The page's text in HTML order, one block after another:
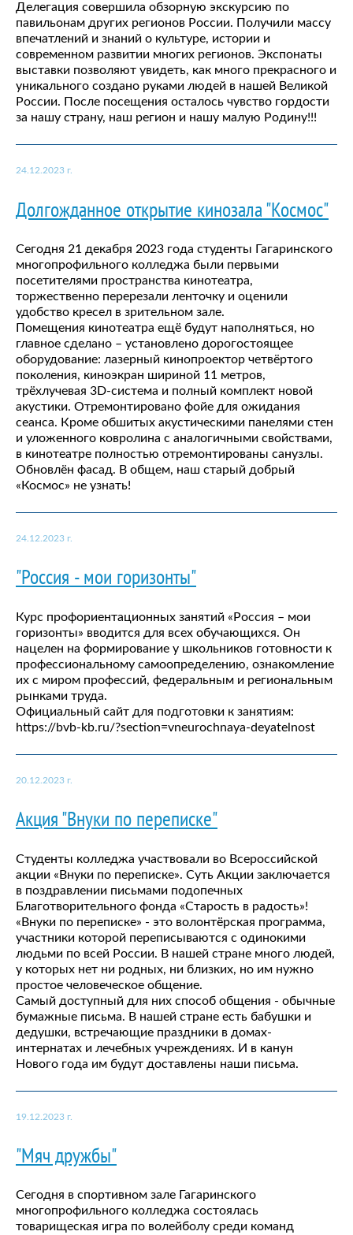
Делегация совершила обзорную экскурсию по
павильонам других регионов России. Получили массу
впечатлений и знаний о культуре, истории и
современном развитии многих регионов. Экспонаты
выставки позволяют увидеть, как много прекрасного и
уникального создано руками людей в нашей Великой
России. После посещения осталось чувство гордости
за нашу страну, наш регион и нашу малую Родину!!!
24.12.2023 г.
Долгожданное открытие кинозала "Космос"
Сегодня 21 декабря 2023 года студенты Гагаринского
многопрофильного колледжа были первыми
посетителями пространства кинотеатра,
торжественно перерезали ленточку и оценили
удобство кресел в зрительном зале.
Помещения кинотеатра ещё будут наполняться, но
главное сделано – установлено дорогостоящее
оборудование: лазерный кинопроектор четвёртого
поколения, киноэкран шириной 11 метров,
трёхлучевая 3D-система и полный комплект новой
акустики. Отремонтировано фойе для ожидания
сеанса. Кроме обшитых акустическими панелями стен
и уложенного ковролина с аналогичными свойствами,
в кинотеатре полностью отремонтированы санузлы.
Обновлён фасад. В общем, наш старый добрый
«Космос» не узнать!
24.12.2023 г.
"Россия - мои горизонты"
Курс профориентационных занятий «Россия – мои
горизонты» вводится для всех обучающихся. Он
нацелен на формирование у школьников готовности к
профессиональному самоопределению, ознакомление
их с миром профессий, федеральным и региональным
рынками труда.
Официальный сайт для подготовки к занятиям:
https://bvb-kb.ru/?section=vneurochnaya-deyatelnost
20.12.2023 г.
Акция "Внуки по переписке"
Студенты колледжа участвовали во Всероссийской
акции «Внуки по переписке». Суть Акции заключается
в поздравлении письмами подопечных
Благотворительного фонда «Старость в радость»!
«Внуки по переписке» - это волонтёрская программа,
участники которой переписываются с одинокими
людьми по всей России. В нашей стране много людей,
у которых нет ни родных, ни близких, но им нужно
простое человеческое общение.
Самый доступный для них способ общения - обычные
бумажные письма. В нашей стране есть бабушки и
дедушки, встречающие праздники в домах-
интернатах и лечебных учреждениях. И в канун
Нового года им будут доставлены наши письма.
19.12.2023 г.
"Мяч дружбы"
Сегодня в спортивном зале Гагаринского
многопрофильного колледжа состоялась
товарищеская игра по волейболу среди команд